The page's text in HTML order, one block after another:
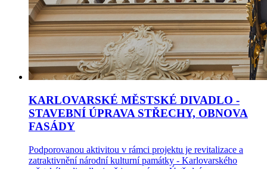
KARLOVARSKÉ MĚSTSKÉ DIVADLO -
STAVEBNÍ ÚPRAVA STŘECHY, OBNOVA
FASÁDY
Podporovanou aktivitou v rámci projektu je revitalizace a
zatraktivnění národní kulturní památky - Karlovarského